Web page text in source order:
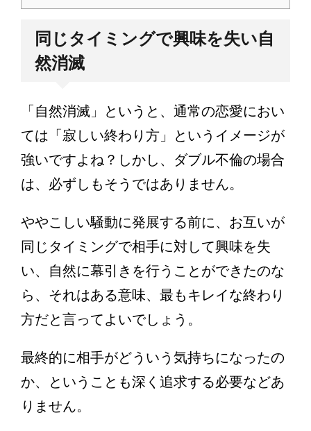
同じタイミングで興味を失い自
然消滅
「自然消滅」というと、通常の恋愛におい
ては「寂しい終わり方」というイメージが
強いですよね？しかし、ダブル不倫の場合
は、必ずしもそうではありません。
ややこしい騒動に発展する前に、お互いが
同じタイミングで相手に対して興味を失
い、自然に幕引きを行うことができたのな
ら、それはある意味、最もキレイな終わり
方だと言ってよいでしょう。
最終的に相手がどういう気持ちになったの
か、ということも深く追求する必要などあ
りません。